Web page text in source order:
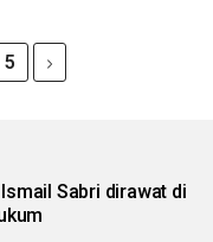
5
Sabri dirawat di